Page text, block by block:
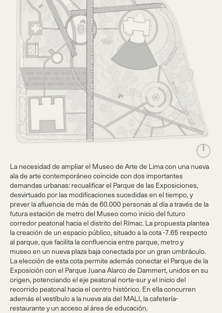
La necesidad de ampliar el Museo de Arte de Lima con una nueva
ala de arte contemporáneo coincide con dos importantes
demandas urbanas: recualificar el Parque de las Exposiciones,
desvirtuado por las modificaciones sucedidas en el tiempo, y
prever la afluencia de más de 60.000 personas al día a través de la
futura estación de metro del Museo como inicio del futuro
corredor peatonal hacia el distrito del Rímac. La propuesta plantea
la creación de un espacio público, situado a la cota -7.65 respecto
al parque, que facilita la confluencia entre parque, metro y
museo en un nueva plaza baja conectada por un gran umbráculo.
La elección de esta cota permite además conectar el Parque de la
Exposición con el Parque Juana Alarco de Dammert, unidos en su
origen, potenciando el eje peatonal norte-sur y el inicio del
recorrido peatonal hacia el centro histórico. En ella concurren
además el vestíbulo a la nueva ala del MALI, la cafetería-
restaurante y un acceso al área de educación.